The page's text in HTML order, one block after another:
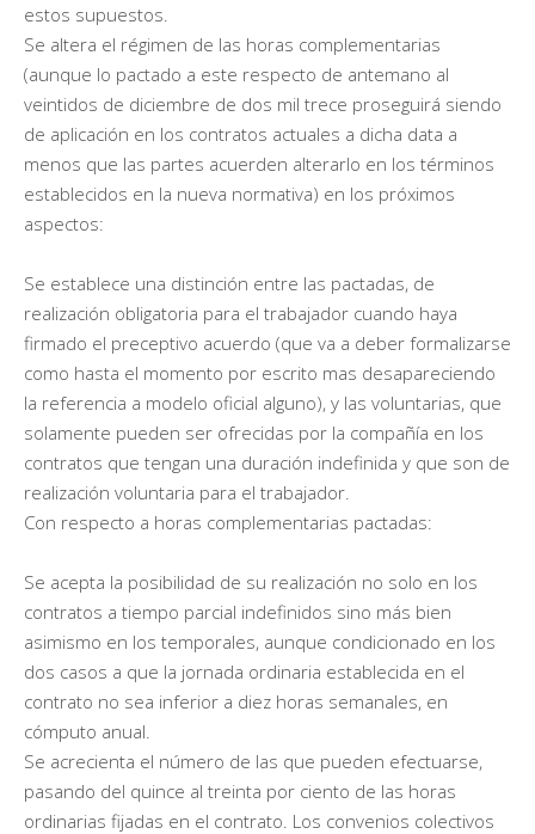
estos supuestos.
Se altera el régimen de las horas complementarias
(aunque lo pactado a este respecto de antemano al
veintidos de diciembre de dos mil trece proseguirá siendo
de aplicación en los contratos actuales a dicha data a
menos que las partes acuerden alterarlo en los términos
establecidos en la nueva normativa) en los próximos
aspectos:
Se establece una distinción entre las pactadas, de
realización obligatoria para el trabajador cuando haya
firmado el preceptivo acuerdo (que va a deber formalizarse
como hasta el momento por escrito mas desapareciendo
la referencia a modelo oficial alguno), y las voluntarias, que
solamente pueden ser ofrecidas por la compañía en los
contratos que tengan una duración indefinida y que son de
realización voluntaria para el trabajador.
Con respecto a horas complementarias pactadas:
Se acepta la posibilidad de su realización no solo en los
contratos a tiempo parcial indefinidos sino más bien
asimismo en los temporales, aunque condicionado en los
dos casos a que la jornada ordinaria establecida en el
contrato no sea inferior a diez horas semanales, en
cómputo anual.
Se acrecienta el número de las que pueden efectuarse,
pasando del quince al treinta por ciento de las horas
ordinarias fijadas en el contrato. Los convenios colectivos